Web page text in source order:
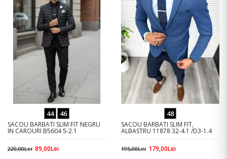
44 46
SACOU BARBATI SLIM FIT NEGRU
IN CAROURI B5604 5-2.1
220,00Lei 89,00Lei
48
SACOU BARBATI SLIM FIT,
ALBASTRU 11878 32-4.1 /D3-1.4
195,00Lei 179,00Lei